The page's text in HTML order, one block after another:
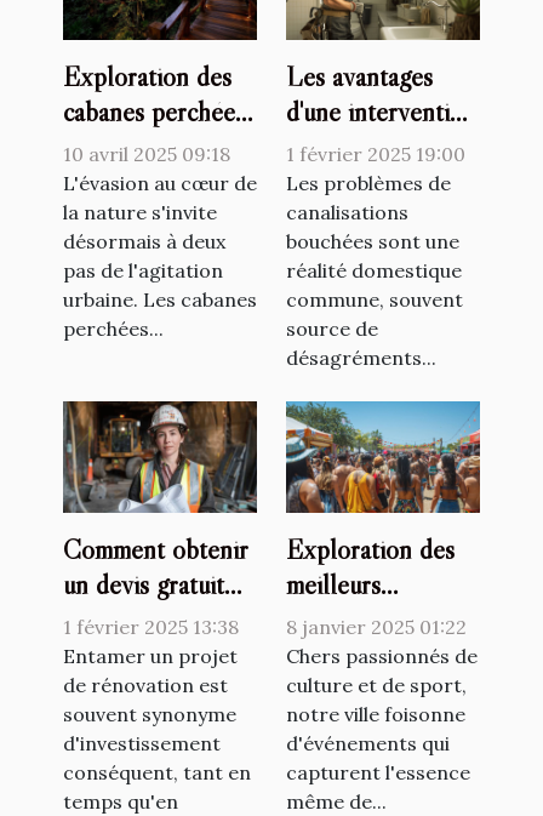
Exploration des
cabanes perchées
pour des
escapades nature
proches de la
capitale
10 avril 2025 09:18
L'évasion au cœur de
la nature s'invite
désormais à deux
pas de l'agitation
urbaine. Les cabanes
perchées...
Les avantages
d'une intervention
professionnelle
pour le
débouchage de
canalisations
1 février 2025 19:00
Les problèmes de
canalisations
bouchées sont une
réalité domestique
commune, souvent
source de
désagréments...
Comment obtenir
un devis gratuit
pour votre projet
de rénovation
1 février 2025 13:38
Entamer un projet
de rénovation est
souvent synonyme
d'investissement
conséquent, tant en
temps qu'en
Exploration des
meilleurs
événements
culturels et
sportifs proposés
sur un site
municipal
8 janvier 2025 01:22
Chers passionnés de
culture et de sport,
notre ville foisonne
d'événements qui
capturent l'essence
même de...